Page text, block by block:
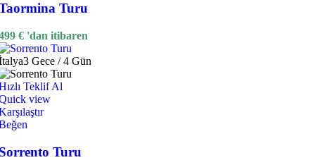
Turu
€ 'dan itibaren
3 Gece / 4 Gün
Teklif Al
view
Turu